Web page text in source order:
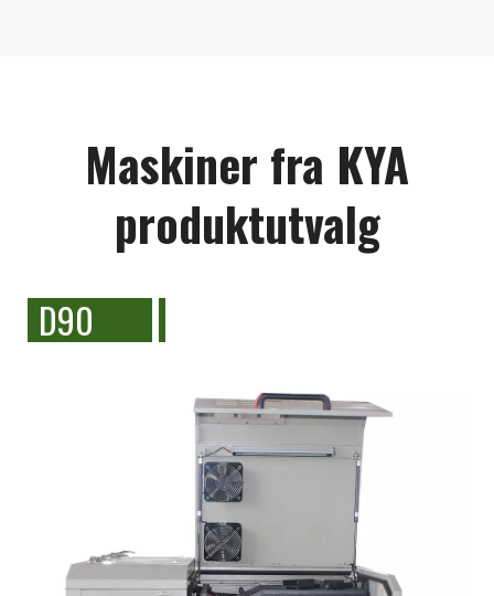
Maskiner fra KYA
produktutvalg
D90